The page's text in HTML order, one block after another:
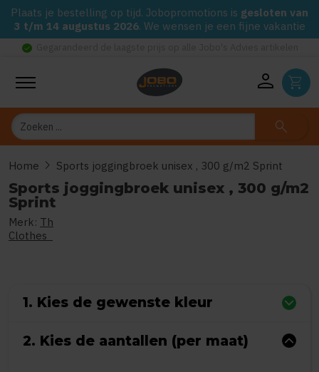
Plaats je bestelling op tijd. Jobopromotions is gesloten van
3 t/m 14 augustus 2026. We wensen je een fijne vakantie
check_circle
person shopping_cart
Zoeken search
Home chevron_right Sports joggingbroek unisex , 300 g/m2 Sprint
Sports joggingbroek unisex , 300 g/m2
Sprint
Merk: Th
Clothes
1. Kies de gewenste kleur
2. Kies de aantallen (per maat)